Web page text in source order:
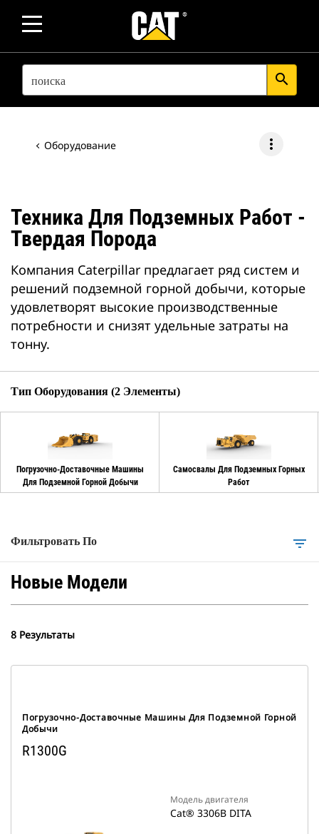
SEARCH search
Оборудование more_vert
Техника Для Подземных Работ -
Твердая Порода
Компания Caterpillar предлагает ряд систем и
решений подземной горной добычи, которые
удовлетворят высокие производственные
потребности и снизят удельные затраты на
тонну.
Тип Оборудования (2 Элементы)
Погрузочно-Доставочные Машины
Для Подземной Горной Добычи
Самосвалы Для Подземных Горных
Работ
Фильтровать По filter_list
Новые Модели
8 Результаты
Погрузочно-Доставочные Машины Для Подземной Горной
Добычи
R1300G
Модель двигателя
Cat® 3306B DITA